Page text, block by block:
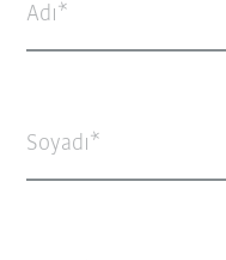
Adı
Soyadı